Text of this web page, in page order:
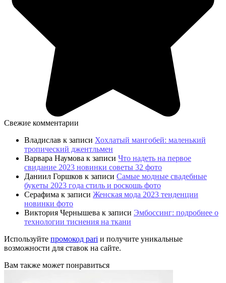
Свежие комментарии
Владислав к записи Хохлатый мангобей: маленький
тропический джентльмен
Варвара Наумова к записи Что надеть на первое
свидание 2023 новинки советы 32 фото
Даниил Горшков к записи Самые модные свадебные
букеты 2023 года стиль и роскошь фото
Серафима к записи Женская мода 2023 тенденции
новинки фото
Виктория Чернышева к записи Эмбоссинг: подробнее о
технологии тиснения на ткани
Используйте промокод pari и получите уникальные
возможности для ставок на сайте.
Вам также может понравиться